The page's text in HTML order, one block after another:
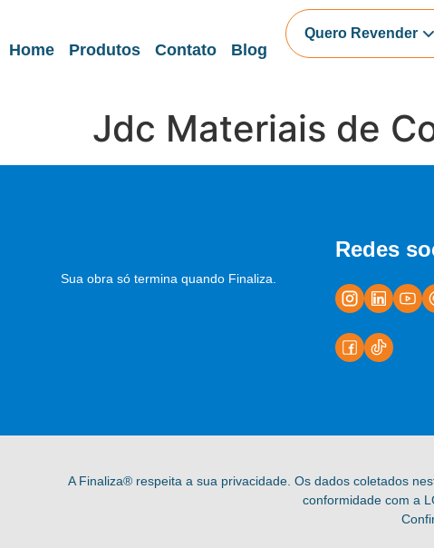
Home Produtos Contato Blog
Quero Revender
Jdc Materiais de
Sua obra só termina quando Finaliza.
Redes
A Finaliza® respeita a sua privacidade. Os dados coletados
conformidade com a